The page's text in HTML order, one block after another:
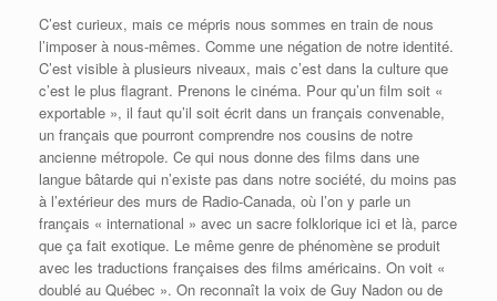
C’est curieux, mais ce mépris nous sommes en train de nous
l’imposer à nous-mêmes. Comme une négation de notre identité.
C’est visible à plusieurs niveaux, mais c’est dans la culture que
c’est le plus flagrant. Prenons le cinéma. Pour qu’un film soit «
exportable », il faut qu’il soit écrit dans un français convenable,
un français que pourront comprendre nos cousins de notre
ancienne métropole. Ce qui nous donne des films dans une
langue bâtarde qui n’existe pas dans notre société, du moins pas
à l’extérieur des murs de Radio-Canada, où l’on y parle un
français « international » avec un sacre folklorique ici et là, parce
que ça fait exotique. Le même genre de phénomène se produit
avec les traductions françaises des films américains. On voit «
doublé au Québec ». On reconnaît la voix de Guy Nadon ou de